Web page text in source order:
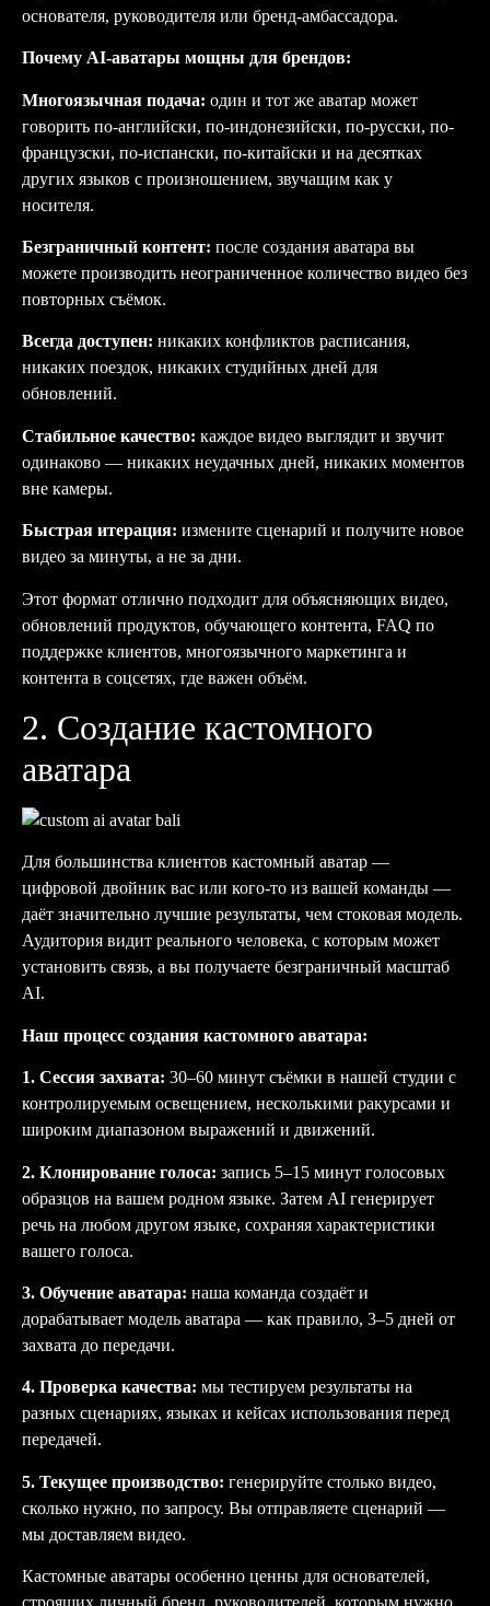
основателя, руководителя или бренд-амбассадора.
Почему AI-аватары мощны для брендов:
Многоязычная подача: один и тот же аватар может
говорить по-английски, по-индонезийски, по-русски, по-
французски, по-испански, по-китайски и на десятках
других языков с произношением, звучащим как у
носителя.
Безграничный контент: после создания аватара вы
можете производить неограниченное количество видео без
повторных съёмок.
Всегда доступен: никаких конфликтов расписания,
никаких поездок, никаких студийных дней для
обновлений.
Стабильное качество: каждое видео выглядит и звучит
одинаково — никаких неудачных дней, никаких моментов
вне камеры.
Быстрая итерация: измените сценарий и получите новое
видео за минуты, а не за дни.
Этот формат отлично подходит для объясняющих видео,
обновлений продуктов, обучающего контента, FAQ по
поддержке клиентов, многоязычного маркетинга и
контента в соцсетях, где важен объём.
2. Создание кастомного
аватара
Для большинства клиентов кастомный аватар —
цифровой двойник вас или кого-то из вашей команды —
даёт значительно лучшие результаты, чем стоковая модель.
Аудитория видит реального человека, с которым может
установить связь, а вы получаете безграничный масштаб
AI.
Наш процесс создания кастомного аватара:
1. Сессия захвата: 30–60 минут съёмки в нашей студии с
контролируемым освещением, несколькими ракурсами и
широким диапазоном выражений и движений.
2. Клонирование голоса: запись 5–15 минут голосовых
образцов на вашем родном языке. Затем AI генерирует
речь на любом другом языке, сохраняя характеристики
вашего голоса.
3. Обучение аватара: наша команда создаёт и
дорабатывает модель аватара — как правило, 3–5 дней от
захвата до передачи.
4. Проверка качества: мы тестируем результаты на
разных сценариях, языках и кейсах использования перед
передачей.
5. Текущее производство: генерируйте столько видео,
сколько нужно, по запросу. Вы отправляете сценарий —
мы доставляем видео.
Кастомные аватары особенно ценны для основателей,
строящих личный бренд, руководителей, которым нужно